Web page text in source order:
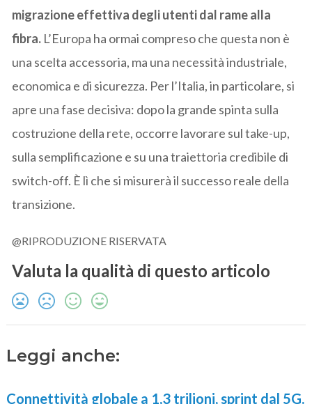
migrazione effettiva degli utenti dal rame alla
fibra. L’Europa ha ormai compreso che questa non è
una scelta accessoria, ma una necessità industriale,
economica e di sicurezza. Per l’Italia, in particolare, si
apre una fase decisiva: dopo la grande spinta sulla
costruzione della rete, occorre lavorare sul take-up,
sulla semplificazione e su una traiettoria credibile di
switch-off. È lì che si misurerà il successo reale della
transizione.
@RIPRODUZIONE RISERVATA
Valuta la qualità di questo articolo
Leggi anche:
Connettività globale a 1,3 trilioni, sprint dal 5G.